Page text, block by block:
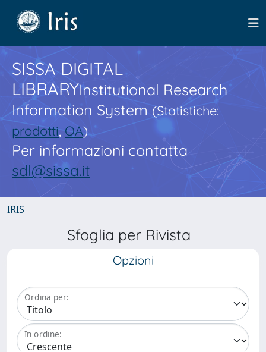
SISSA DIGITAL
LIBRARYInstitutional Research
Information System(Statistiche:
prodotti,OA)
Per informazioni contatta
sdl@sissa.it
IRIS
Sfoglia per Rivista
Opzioni
Ordina per:
In ordine: